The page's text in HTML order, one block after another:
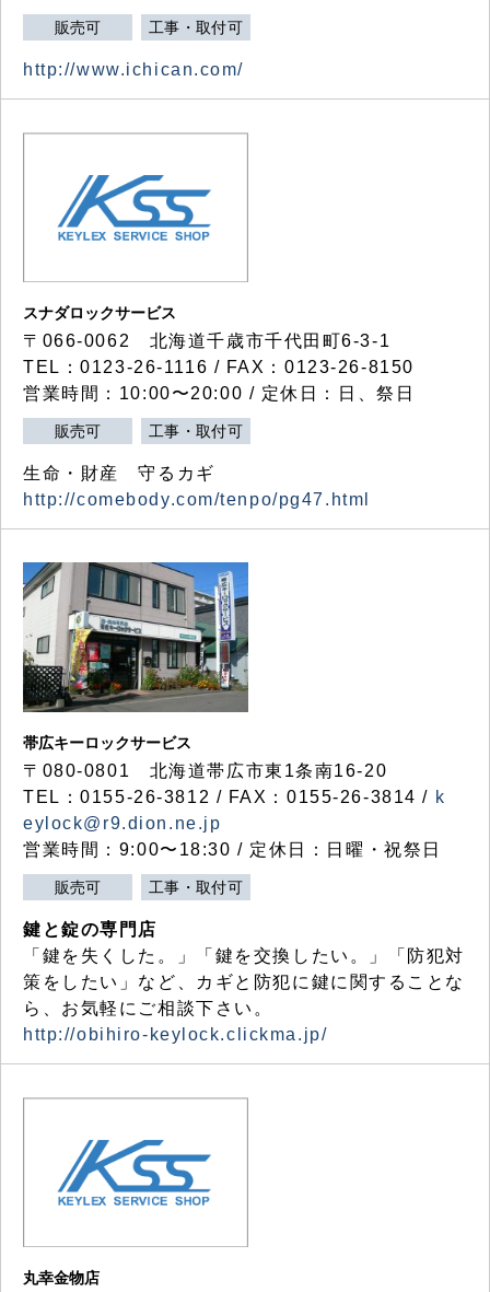
販売可 工事・取付可
http://www.ichican.com/
スナダロックサービス
〒066-0062 北海道千歳市千代田町6-3-1
TEL：0123-26-1116 / FAX：0123-26-8150
営業時間：10:00〜20:00 / 定休日：日、祭日
販売可 工事・取付可
生命・財産 守るカギ
http://comebody.com/tenpo/pg47.html
帯広キーロックサービス
〒080-0801 北海道帯広市東1条南16-20
TEL：0155-26-3812 / FAX：0155-26-3814 / k
eylock@r9.dion.ne.jp
営業時間：9:00〜18:30 / 定休日：日曜・祝祭日
販売可 工事・取付可
鍵と錠の専門店
「鍵を失くした。」「鍵を交換したい。」「防犯対
策をしたい」など、カギと防犯に鍵に関することな
ら、お気軽にご相談下さい。
http://obihiro-keylock.clickma.jp/
丸幸金物店